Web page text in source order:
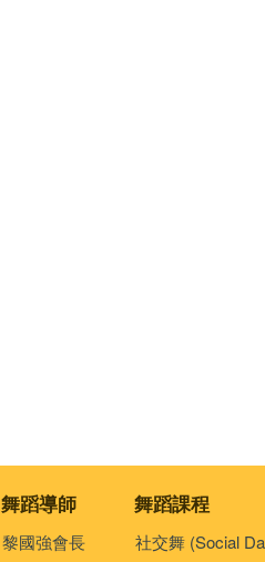
舞蹈導師 舞蹈課程
黎國強會長
社交舞 (Social